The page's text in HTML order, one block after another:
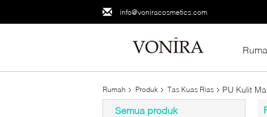
info@voniracosmetics.com
Rumah Produk Tas Kuas Rias PU Kulit
Semua produk